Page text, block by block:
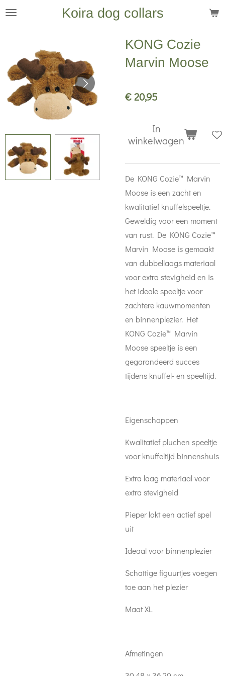
Ga
hoofdinhoud
Koira dog collars
KONG Cozie
Marvin Moose
€ 20,95
In
winkelwagen
De KONG Cozie™ Marvin
Moose is een zacht en
kwalitatief knuffelspeeltje.
Geweldig voor een moment
van rust. De KONG Cozie™
Marvin Moose is gemaakt
van dubbellaags materiaal
voor extra stevigheid en is
het ideale speeltje voor
zachtere kauwmomenten
en binnenplezier. Het
KONG Cozie™ Marvin
Moose speeltje is een
gegarandeerd succes
tijdens knuffel- en speeltijd.
Eigenschappen
Kwalitatief pluchen speeltje
voor knuffeltijd binnenshuis
Extra laag materiaal voor
extra stevigheid
Pieper lokt een actief spel
uit
Ideaal voor binnenplezier
Schattige figuurtjes voegen
toe aan het plezier
Maat XL
Afmetingen